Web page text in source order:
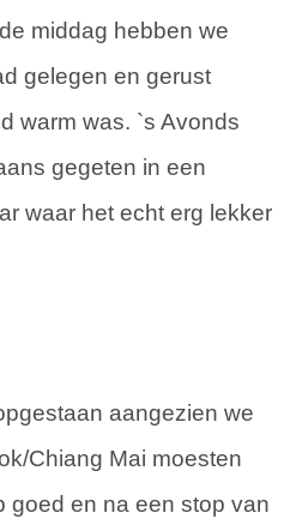
middag hebben we
gelegen en gerust
warm was. `s Avonds
gegeten in een
waar het echt erg lekker
aangezien we
Chiang Mai moesten
goed en na een stop van